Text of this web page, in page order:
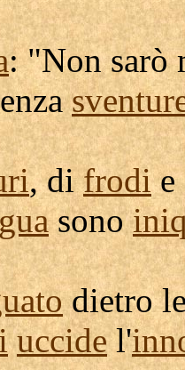
: "Non sarò
, difrodie
sono
dietro
uccidel'